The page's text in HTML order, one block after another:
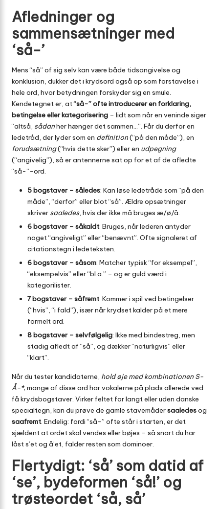
Afledninger og
sammensætninger med
‘så-’
Mens “så” of sig selv kan være både tidsangivelse og
konklusion, dukker det i krydsord også op som forstavelse i
hele ord, hvor betydningen forskyder sig en smule.
Kendetegnet er, at“så-” ofte introducerer en forklaring,
betingelse eller kategorisering – lidt som når en veninde siger
“altså, sådanher hænger det sammen…”. Får du derfor en
ledetråd, der lyder som en definition(“på den måde”), en
forudsætning(“hvis dette sker”) eller en udpegning
(“angivelig”), så er antennerne sat op for et af de afledte
“så-”-ord.
5 bogstaver – således: Kan løse ledetråde som “på den
måde”, “derfor” eller blot “så”. Ældre opsætninger
skriver saaledes, hvis der ikke må bruges æ/ø/å.
6 bogstaver – såkaldt: Bruges, når lederen antyder
noget “angiveligt” eller “benævnt”. Ofte signaleret af
citationstegn i ledeteksten.
6 bogstaver – såsom: Matcher typisk “for eksempel”,
“eksempelvis” eller “bl.a.” – og er guld værd i
kategorilister.
7 bogstaver – såfremt: Kommer i spil ved betingelser
(“hvis”, “i fald”), især når krydset kalder på et mere
formelt ord.
8 bogstaver – selvfølgelig: Ikke med bindestreg, men
stadig afledt af “så”, og dækker “naturligvis” eller
“klart”.
Når du tester kandidaterne, hold øje med kombinationen S-
Å-*; mange af disse ord har vokalerne på plads allerede ved
få krydsbogstaver. Virker feltet for langt eller uden danske
specialtegn, kan du prøve de gamle stavemådersaaledesog
saafremt. Endelig: fordi “så-” ofte står i starten, er det
sjældent at ordet skal vendes eller bøjes – så snart du har
låst s’et og å’et, falder resten som dominoer.
Flertydigt: ‘så’ som datid af
‘se’, bydeformen ‘så!’ og
trøsteordet ‘så, så’